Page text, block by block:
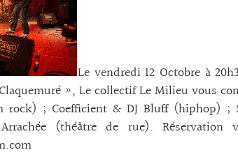
Le vendredi 12 Octobre à
», Le collectif Le Milieu vous
; Coefficient & DJ Bluff (hiphop) ;
(théâtre de rue).